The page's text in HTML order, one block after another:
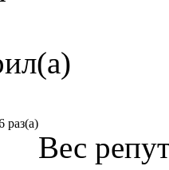
раз(а)
Вес